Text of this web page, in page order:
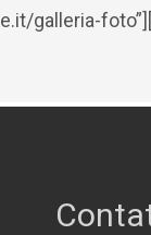
galleria-